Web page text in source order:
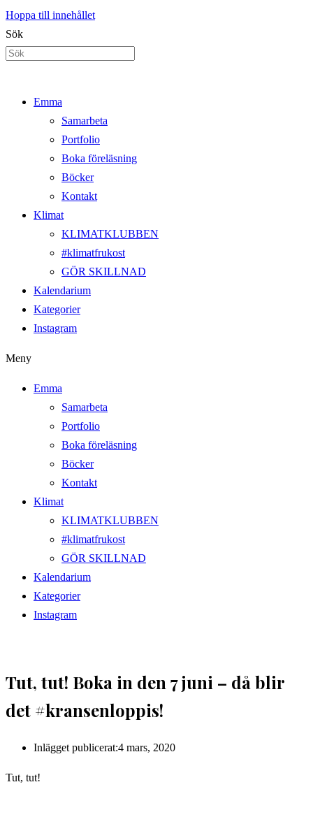
Hoppa till innehållet
Sök
Emma
Samarbeta
Portfolio
Boka föreläsning
Böcker
Kontakt
Klimat
KLIMATKLUBBEN
#klimatfrukost
GÖR SKILLNAD
Kalendarium
Kategorier
Instagram
Meny
Emma
Samarbeta
Portfolio
Boka föreläsning
Böcker
Kontakt
Klimat
KLIMATKLUBBEN
#klimatfrukost
GÖR SKILLNAD
Kalendarium
Kategorier
Instagram
Tut, tut! Boka in den 7 juni – då blir
det #kransenloppis!
Inlägget publicerat:4 mars, 2020
Tut, tut!